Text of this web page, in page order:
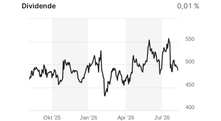
Dividende
0,01 %
Okt '25 Jan '26 Apr '26 Jul '26
400
450
500
550